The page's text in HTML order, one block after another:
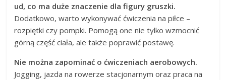
ud, co ma duże znaczenie dla figury gruszki.
Dodatkowo, warto wykonywać ćwiczenia na piłce –
rozpiętki czy pompki. Pomogą one nie tylko wzmocnić
górną część ciała, ale także poprawić postawę.
Nie można zapominać o ćwiczeniach aerobowych.
Jogging, jazda na rowerze stacjonarnym oraz praca na